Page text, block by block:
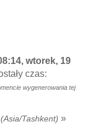
wtorek, 19
czas:
wygenerowania tej
(Asia/Tashkent) »